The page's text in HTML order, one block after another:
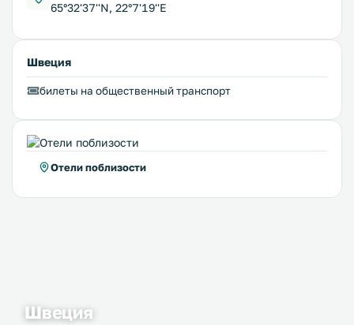
65°32'37''N, 22°7'19''E
Швеция
билеты на общественный транспорт
Отели поблизости
Швеция